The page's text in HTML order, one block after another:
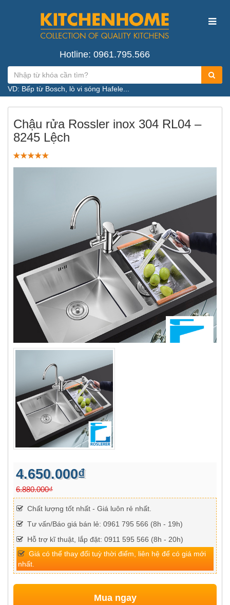
Hotline: 0961.795.566
VD: Bếp từ Bosch, lò vi sóng Hafele...
Chậu rửa Rossler inox 304 RL04 –
8245 Lệch
4.650.000₫
6.880.000₫
Chất lượng tốt nhất - Giá luôn rẻ nhất.
Tư vấn/Báo giá bán lẻ: 0961 795 566 (8h - 19h)
Hỗ trợ kĩ thuật, lắp đặt: 0911 595 566 (8h - 20h)
Giá có thể thay đổi tuỳ thời điểm, liên hệ để có giá mới
nhất.
Mua ngay